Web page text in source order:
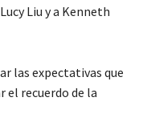
Liu y a Kenneth
las expectativas que
el recuerdo de la